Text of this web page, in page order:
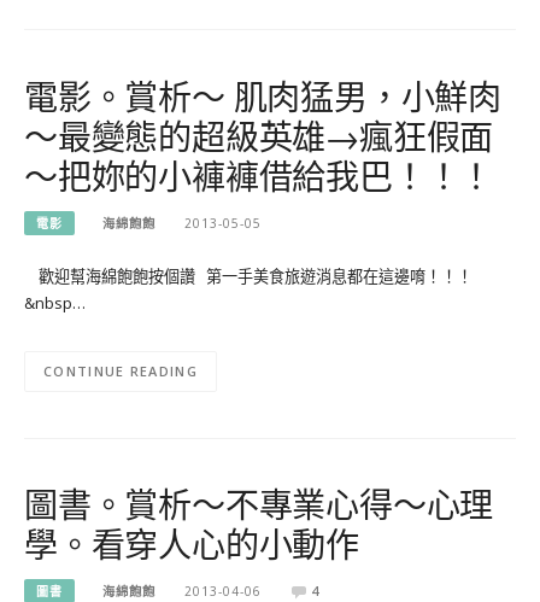
電影。賞析～ 肌肉猛男，小鮮肉
～最變態的超級英雄→瘋狂假面
～把妳的小褲褲借給我巴！！！
電影 海綿飽飽 2013-05-05
歡迎幫海綿飽飽按個讚 第一手美食旅遊消息都在這邊唷！！！
&nbsp…
CONTINUE READING
圖書。賞析～不專業心得～心理
學。看穿人心的小動作
圖書 海綿飽飽 2013-04-06 4